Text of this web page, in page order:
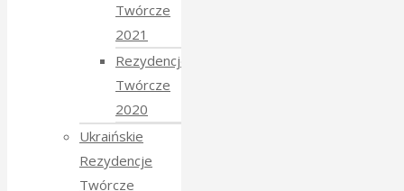
Twórcze
2021
Rezydencje
Twórcze
2020
Ukraińskie
Rezydencje
Twórcze